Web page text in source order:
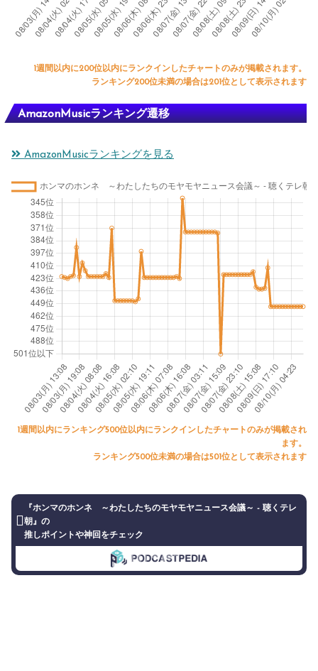
1週間以内に200位以内にランクインしたチャートのみが掲載されます。
ランキング200位未満の場合は201位として表示されます
AmazonMusicランキング遷移
AmazonMusicランキングを見る
1週間以内にランキング500位以内にランクインしたチャートのみが掲載され
ます。
ランキング500位未満の場合は501位として表示されます
『ホンマのホンネ ～わたしたちのモヤモヤニュース会議～ - 聴くテレ
朝』の
推しポイントや神回をチェック